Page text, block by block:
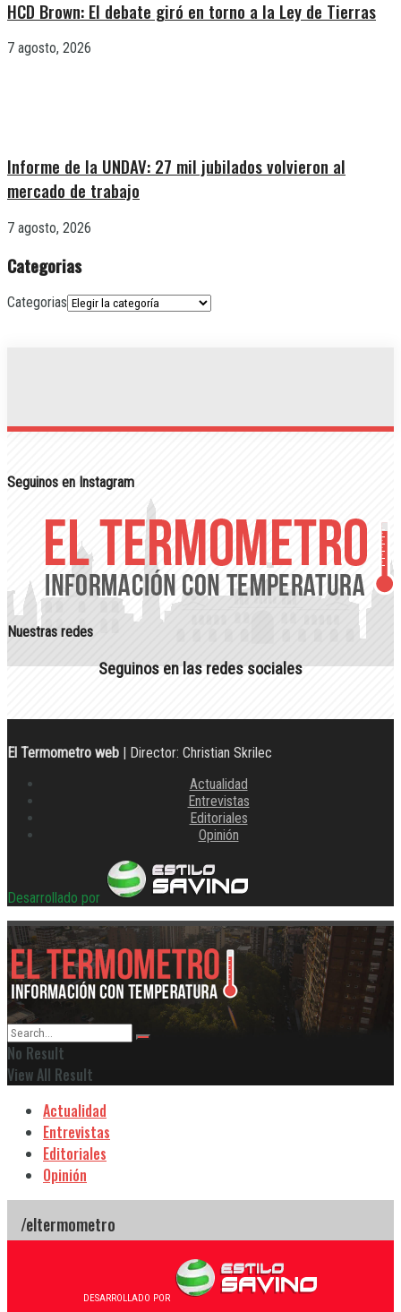
HCD Brown: El debate giró en torno a la Ley de Tierras
7 agosto, 2026
Informe de la UNDAV: 27 mil jubilados volvieron al
mercado de trabajo
7 agosto, 2026
Categorias
Categorias
Seguinos en Instagram
Nuestras redes
Seguinos en las redes sociales
El Termometro web | Director: Christian Skrilec
Actualidad
Entrevistas
Editoriales
Opinión
Desarrollado por
No Result
View All Result
Actualidad
Entrevistas
Editoriales
Opinión
DESARROLLADO POR